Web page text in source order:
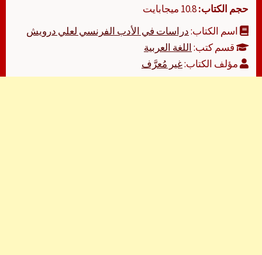
حجم الكتاب:
اسم الكتاب:دراسات في الأدب الفرنسي لعلي درويش
قسم كتب:اللغة العربية
مؤلف الكتاب:غير مُعرَّف